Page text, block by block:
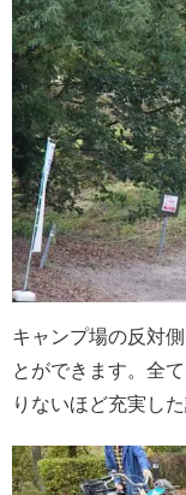
キャンプ場の反対
とができます。全
りないほど充実した